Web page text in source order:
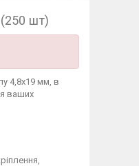
шт)
4,8x19 мм, в
ваших